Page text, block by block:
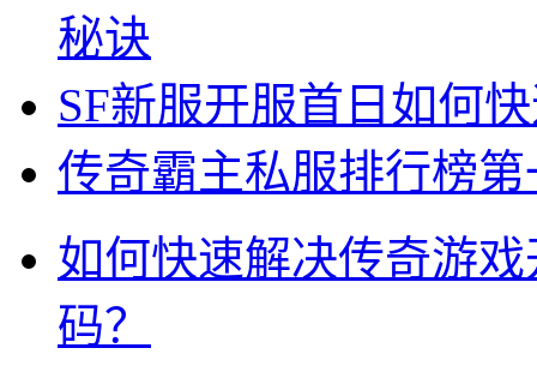
秘诀
SF新服开服首日如何
传奇霸主私服排行榜
如何快速解决传奇游
码？